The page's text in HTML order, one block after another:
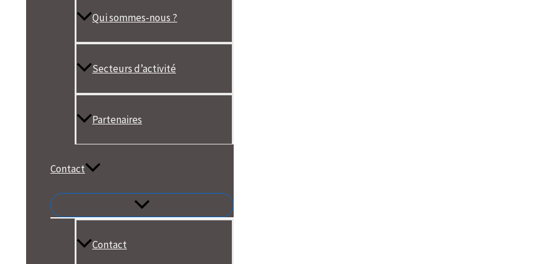
Qui sommes-nous ?
Secteurs d’activité
Partenaires
Contact
Contact